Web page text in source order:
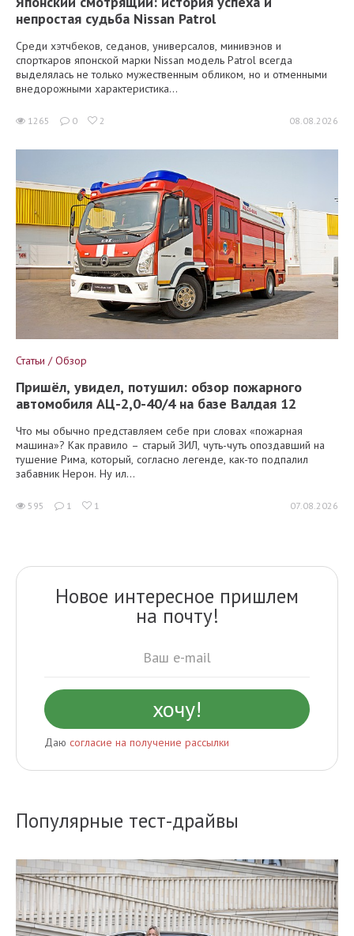
непростая судьба Nissan Patrol
Среди хэтчбеков, седанов, универсалов, минивэнов и
спорткаров японской марки Nissan модель Patrol всегда
выделялась не только мужественным обликом, но и отменными
внедорожными характеристика...
1265 0 2 08.08.2026
Статьи / Обзор
Пришёл, увидел, потушил: обзор пожарного
автомобиля АЦ-2,0-40/4 на базе Валдая 12
Что мы обычно представляем себе при словах «пожарная
машина»? Как правило – старый ЗИЛ, чуть-чуть опоздавший на
тушение Рима, который, согласно легенде, как-то подпалил
забавник Нерон. Ну ил...
595 1 1 07.08.2026
Новое интересное пришлем
на почту!
Даю согласие на получение рассылки
Популярные тест-драйвы